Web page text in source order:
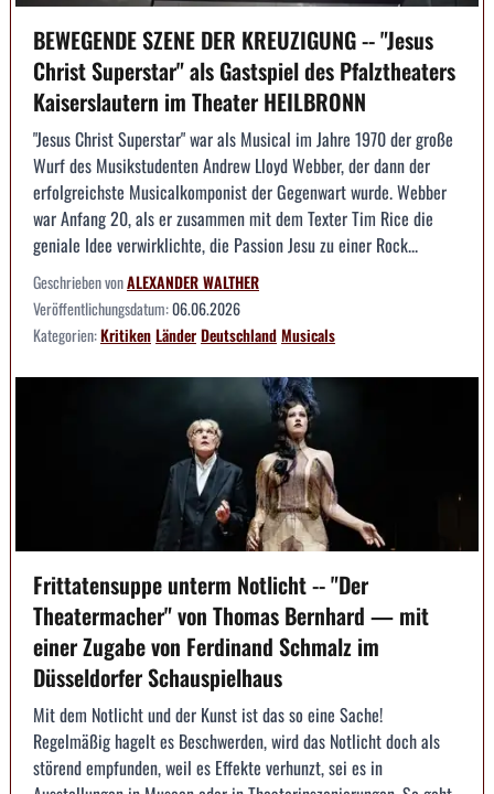
BEWEGENDE SZENE DER KREUZIGUNG -- "Jesus
Christ Superstar" als Gastspiel des Pfalztheaters
Kaiserslautern im Theater HEILBRONN
"Jesus Christ Superstar" war als Musical im Jahre 1970 der große
Wurf des Musikstudenten Andrew Lloyd Webber, der dann der
erfolgreichste Musicalkomponist der Gegenwart wurde. Webber
war Anfang 20, als er zusammen mit dem Texter Tim Rice die
geniale Idee verwirklichte, die Passion Jesu zu einer Rock...
Geschrieben vonALEXANDER WALTHER
Veröffentlichungsdatum:06.06.2026
Kategorien:KritikenLänderDeutschlandMusicals
Frittatensuppe unterm Notlicht -- "Der
Theatermacher" von Thomas Bernhard — mit
einer Zugabe von Ferdinand Schmalz im
Düsseldorfer Schauspielhaus
Mit dem Notlicht und der Kunst ist das so eine Sache!
Regelmäßig hagelt es Beschwerden, wird das Notlicht doch als
störend empfunden, weil es Effekte verhunzt, sei es in